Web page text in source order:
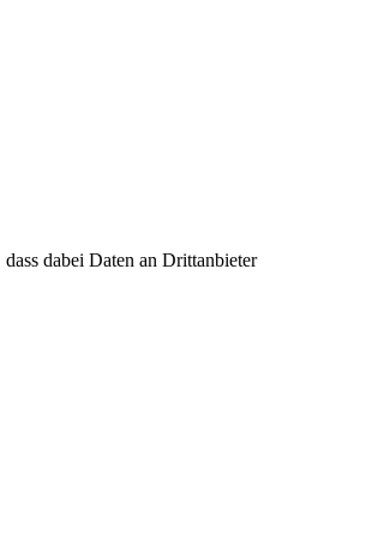
dabei Daten an Drittanbieter